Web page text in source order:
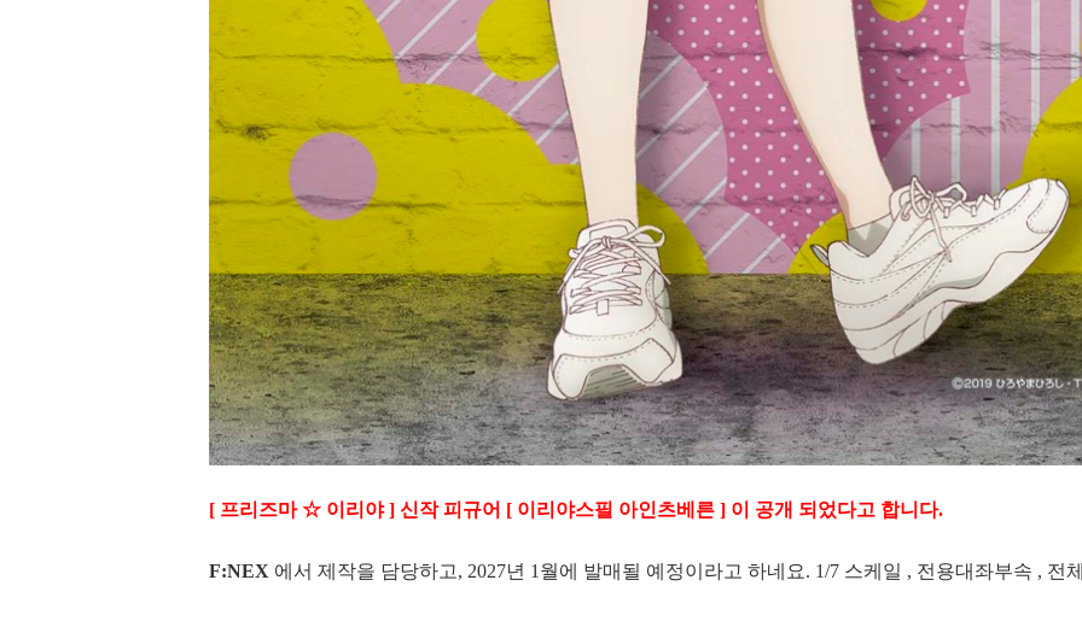
[ 프리즈마 ☆ 이리야 ] 신작 피규어 [ 이리야스필 아인츠베른 ] 이 공개 되었다고 합니다.
F:NEX 에서 제작을 담당하고, 2027년 1월에 발매될 예정이라고 하네요. 1/7 스케일 , 전용대좌부속 , 전